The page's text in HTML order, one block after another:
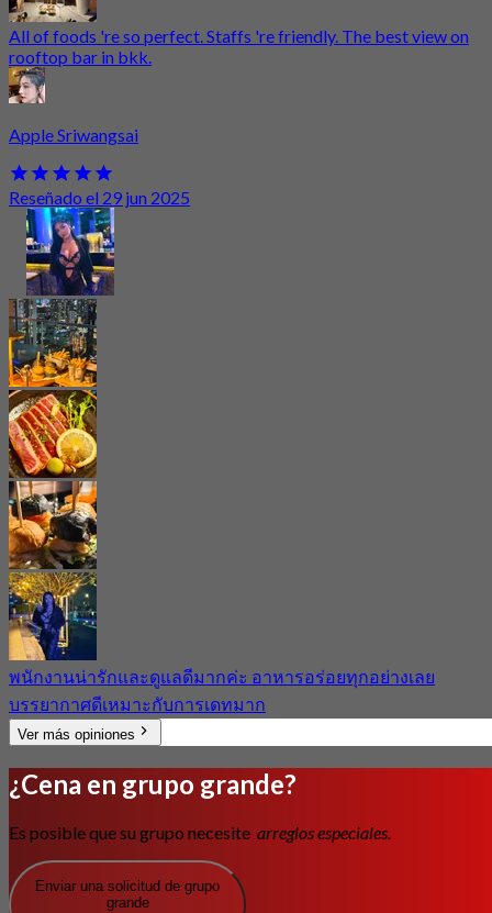
All of foods 're so perfect. Staffs 're friendly. The best view on
rooftop bar in bkk.
Apple Sriwangsai
Reseñado el 29 jun 2025
พนักงานน่ารักและดูแลดีมากค่ะ อาหารอร่อยทุกอย่างเลย
บรรยากาศดีเหมาะกับการเดทมาก
Ver más opiniones
¿Cena en grupo grande?
Es posible que su grupo necesite arreglos especiales.
Enviar una solicitud de grupo
grande